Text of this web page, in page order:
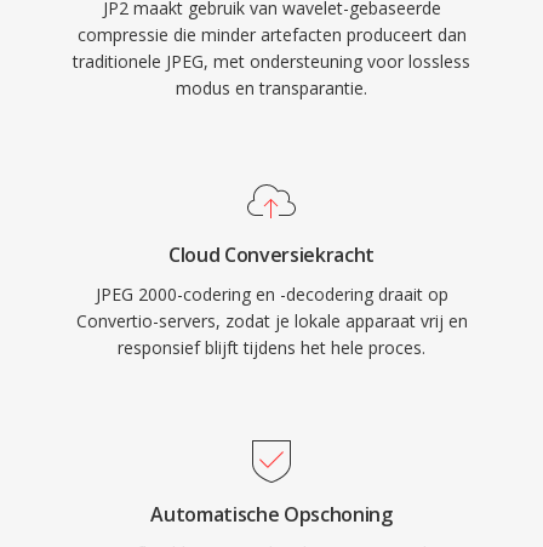
JP2 maakt gebruik van wavelet-gebaseerde
compressie die minder artefacten produceert dan
traditionele JPEG, met ondersteuning voor lossless
modus en transparantie.
Cloud Conversiekracht
JPEG 2000-codering en -decodering draait op
Convertio-servers, zodat je lokale apparaat vrij en
responsief blijft tijdens het hele proces.
Automatische Opschoning